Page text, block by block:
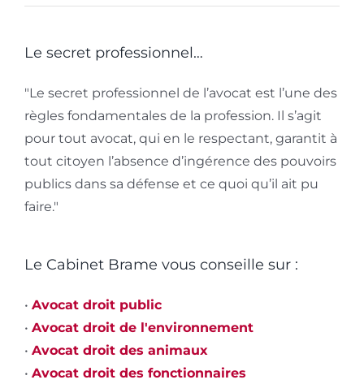
Le secret professionnel…
"Le secret professionnel de l’avocat est l’une des
règles fondamentales de la profession. Il s’agit
pour tout avocat, qui en le respectant, garantit à
tout citoyen l’absence d’ingérence des pouvoirs
publics dans sa défense et ce quoi qu’il ait pu
faire."
Le Cabinet Brame vous conseille sur :
• Avocat droit public
• Avocat droit de l'environnement
• Avocat droit des animaux
• Avocat droit des fonctionnaires